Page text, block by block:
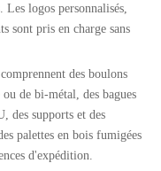
Les logos personnalisés,
sont pris en charge sans
des boulons
de bi-métal, des bagues
des supports et des
palettes en bois fumigées
d'expédition.